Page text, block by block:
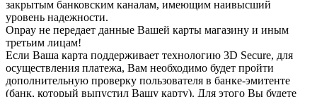
закрытым банковским каналам, имеющим наивысший
уровень надежности.
Onpay не передает данные Вашей карты магазину и иным
третьим лицам!
Если Ваша карта поддерживает технологию 3D Secure, для
осуществления платежа, Вам необходимо будет пройти
дополнительную проверку пользователя в банке-эмитенте
(банк, который выпустил Вашу карту). Для этого Вы будете